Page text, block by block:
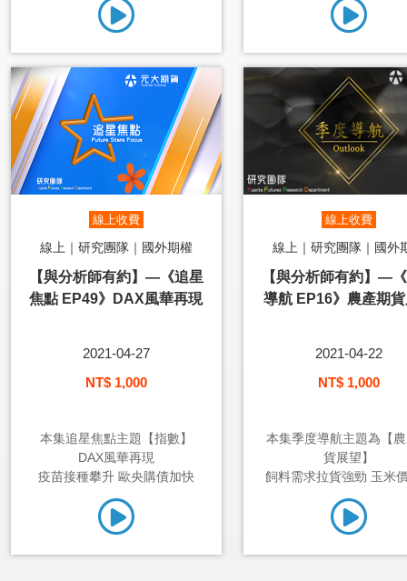
線上收費
線上｜研究團隊｜國外期權
【與分析師有約】—《追星
焦點 EP49》DAX風華再現
2021-04-27
NT$ 1,000
本集追星焦點主題【指數】
DAX風華再現
疫苗接種攀升 歐央購債加快
線上收費
線上｜研究團隊｜國外
【與分析師有約】—
導航 EP16》農產期
2021-04-22
NT$ 1,000
本集季度導航主題為【
貨展望】
飼料需求拉貨強勁 玉米